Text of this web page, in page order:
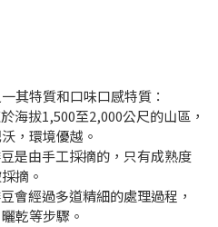
其特質和口味口感特質：
海拔1,500至2,000公尺的山區，
，環境優越。
是由手工採摘的，只有成熟度
摘。
會經過多道精細的處理過程，
乾等步驟。